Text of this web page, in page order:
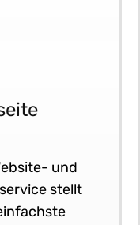
und
stellt